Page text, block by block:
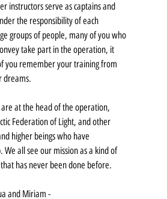
instructors serve as captains and
the responsibility of each
groups of people, many of you who
take part in the operation, it
you remember your training from
dreams.
at the head of the operation,
Federation of Light, and other
higher beings who have
all see our mission as a kind of
has never been done before.
and Miriam -